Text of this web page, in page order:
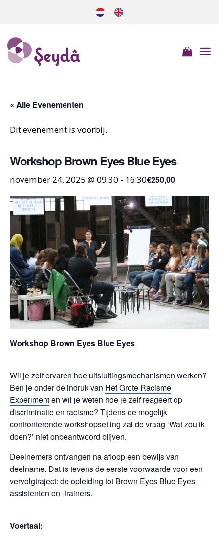
« Alle Evenementen
Dit evenement is voorbij.
Workshop Brown Eyes Blue Eyes
november 24, 2025 @ 09:30 - 16:30€250,00
Workshop Brown Eyes Blue Eyes
Wil je zelf ervaren hoe uitsluitingsmechanismen werken?
Ben je onder de indruk van Het Grote Racisme
Experimenten wil je weten hoe je zelf reageert op
discriminatie en racisme? Tijdens de mogelijk
confronterende workshopsetting zal de vraag ‘Wat zou ik
doen?’ niet onbeantwoord blijven.
Deelnemers ontvangen na afloop een bewijs van
deelname. Dat is tevens de eerste voorwaarde voor een
vervolgtraject: de opleiding tot Brown Eyes Blue Eyes
assistenten en -trainers.
Voertaal: